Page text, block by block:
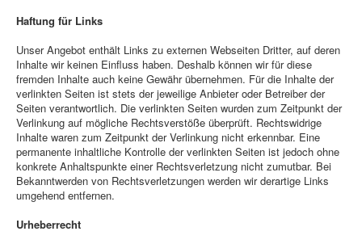
Haftung für Links
Unser Angebot enthält Links zu externen Webseiten Dritter, auf deren
Inhalte wir keinen Einfluss haben. Deshalb können wir für diese
fremden Inhalte auch keine Gewähr übernehmen. Für die Inhalte der
verlinkten Seiten ist stets der jeweilige Anbieter oder Betreiber der
Seiten verantwortlich. Die verlinkten Seiten wurden zum Zeitpunkt der
Verlinkung auf mögliche Rechtsverstöße überprüft. Rechtswidrige
Inhalte waren zum Zeitpunkt der Verlinkung nicht erkennbar. Eine
permanente inhaltliche Kontrolle der verlinkten Seiten ist jedoch ohne
konkrete Anhaltspunkte einer Rechtsverletzung nicht zumutbar. Bei
Bekanntwerden von Rechtsverletzungen werden wir derartige Links
umgehend entfernen.
Urheberrecht